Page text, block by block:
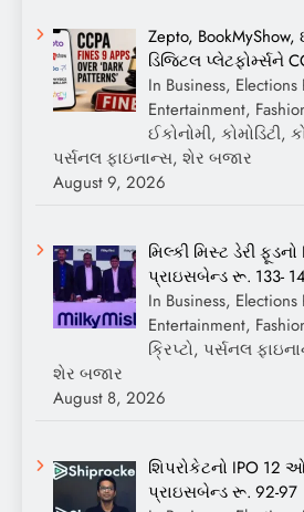
Zepto, BookMyShow,
ડિજિટલ પ્લેટફોર્મ્સને
In Business,
Entertainment,
ઈકોનોમી, કોમોડિટી,
પર્સનલ ફાઇનાન્સ, શેર બજાર
August 9, 2026
મિલ્કી મિસ્ટ ડેરી
પ્રાઇસબેન્ડ રૂ. 133-
In Business,
Entertainment,
ક્રિપ્ટો, પર્સનલ
શેર બજાર
August 8, 2026
શિપરોકેટનો IPO
પ્રાઇસબેન્ડ રૂ. 92-97